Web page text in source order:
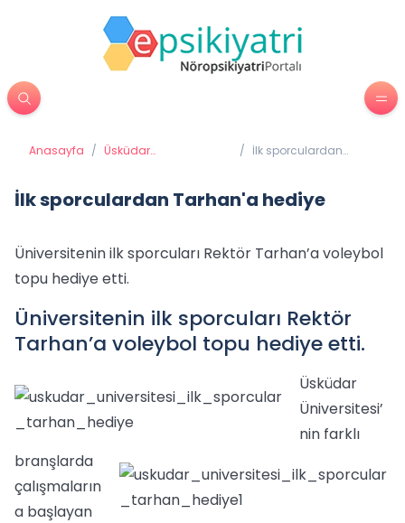
Anasayfa / Üsküdar
/ İlk sporculardan
İlk sporculardan Tarhan'a hediye
Üniversitenin ilk sporcuları Rektör Tarhan’a voleybol
topu hediye etti.
Üniversitenin ilk sporcuları Rektör
Tarhan’a voleybol topu hediye etti.
Üsküdar
Üniversitesi’
nin farklı
branşlarda
çalışmaların
a başlayan